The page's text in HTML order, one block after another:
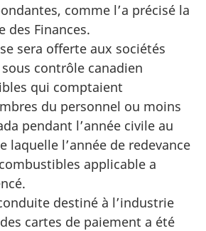
comme l’a précisé la
des Finances.
sera offerte aux sociétés
contrôle canadien
qui comptaient
du personnel ou moins
pendant l’année civile au
laquelle l’année de redevance
applicable a
destiné à l’industrie
cartes de paiement a été